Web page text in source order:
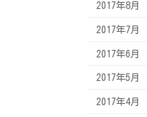
2017年8月
2017年7月
2017年6月
2017年5月
2017年4月